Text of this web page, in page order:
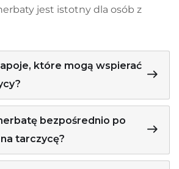
jest istotny dla osób z
które mogą wspierać
bezpośrednio po
tarczycę?